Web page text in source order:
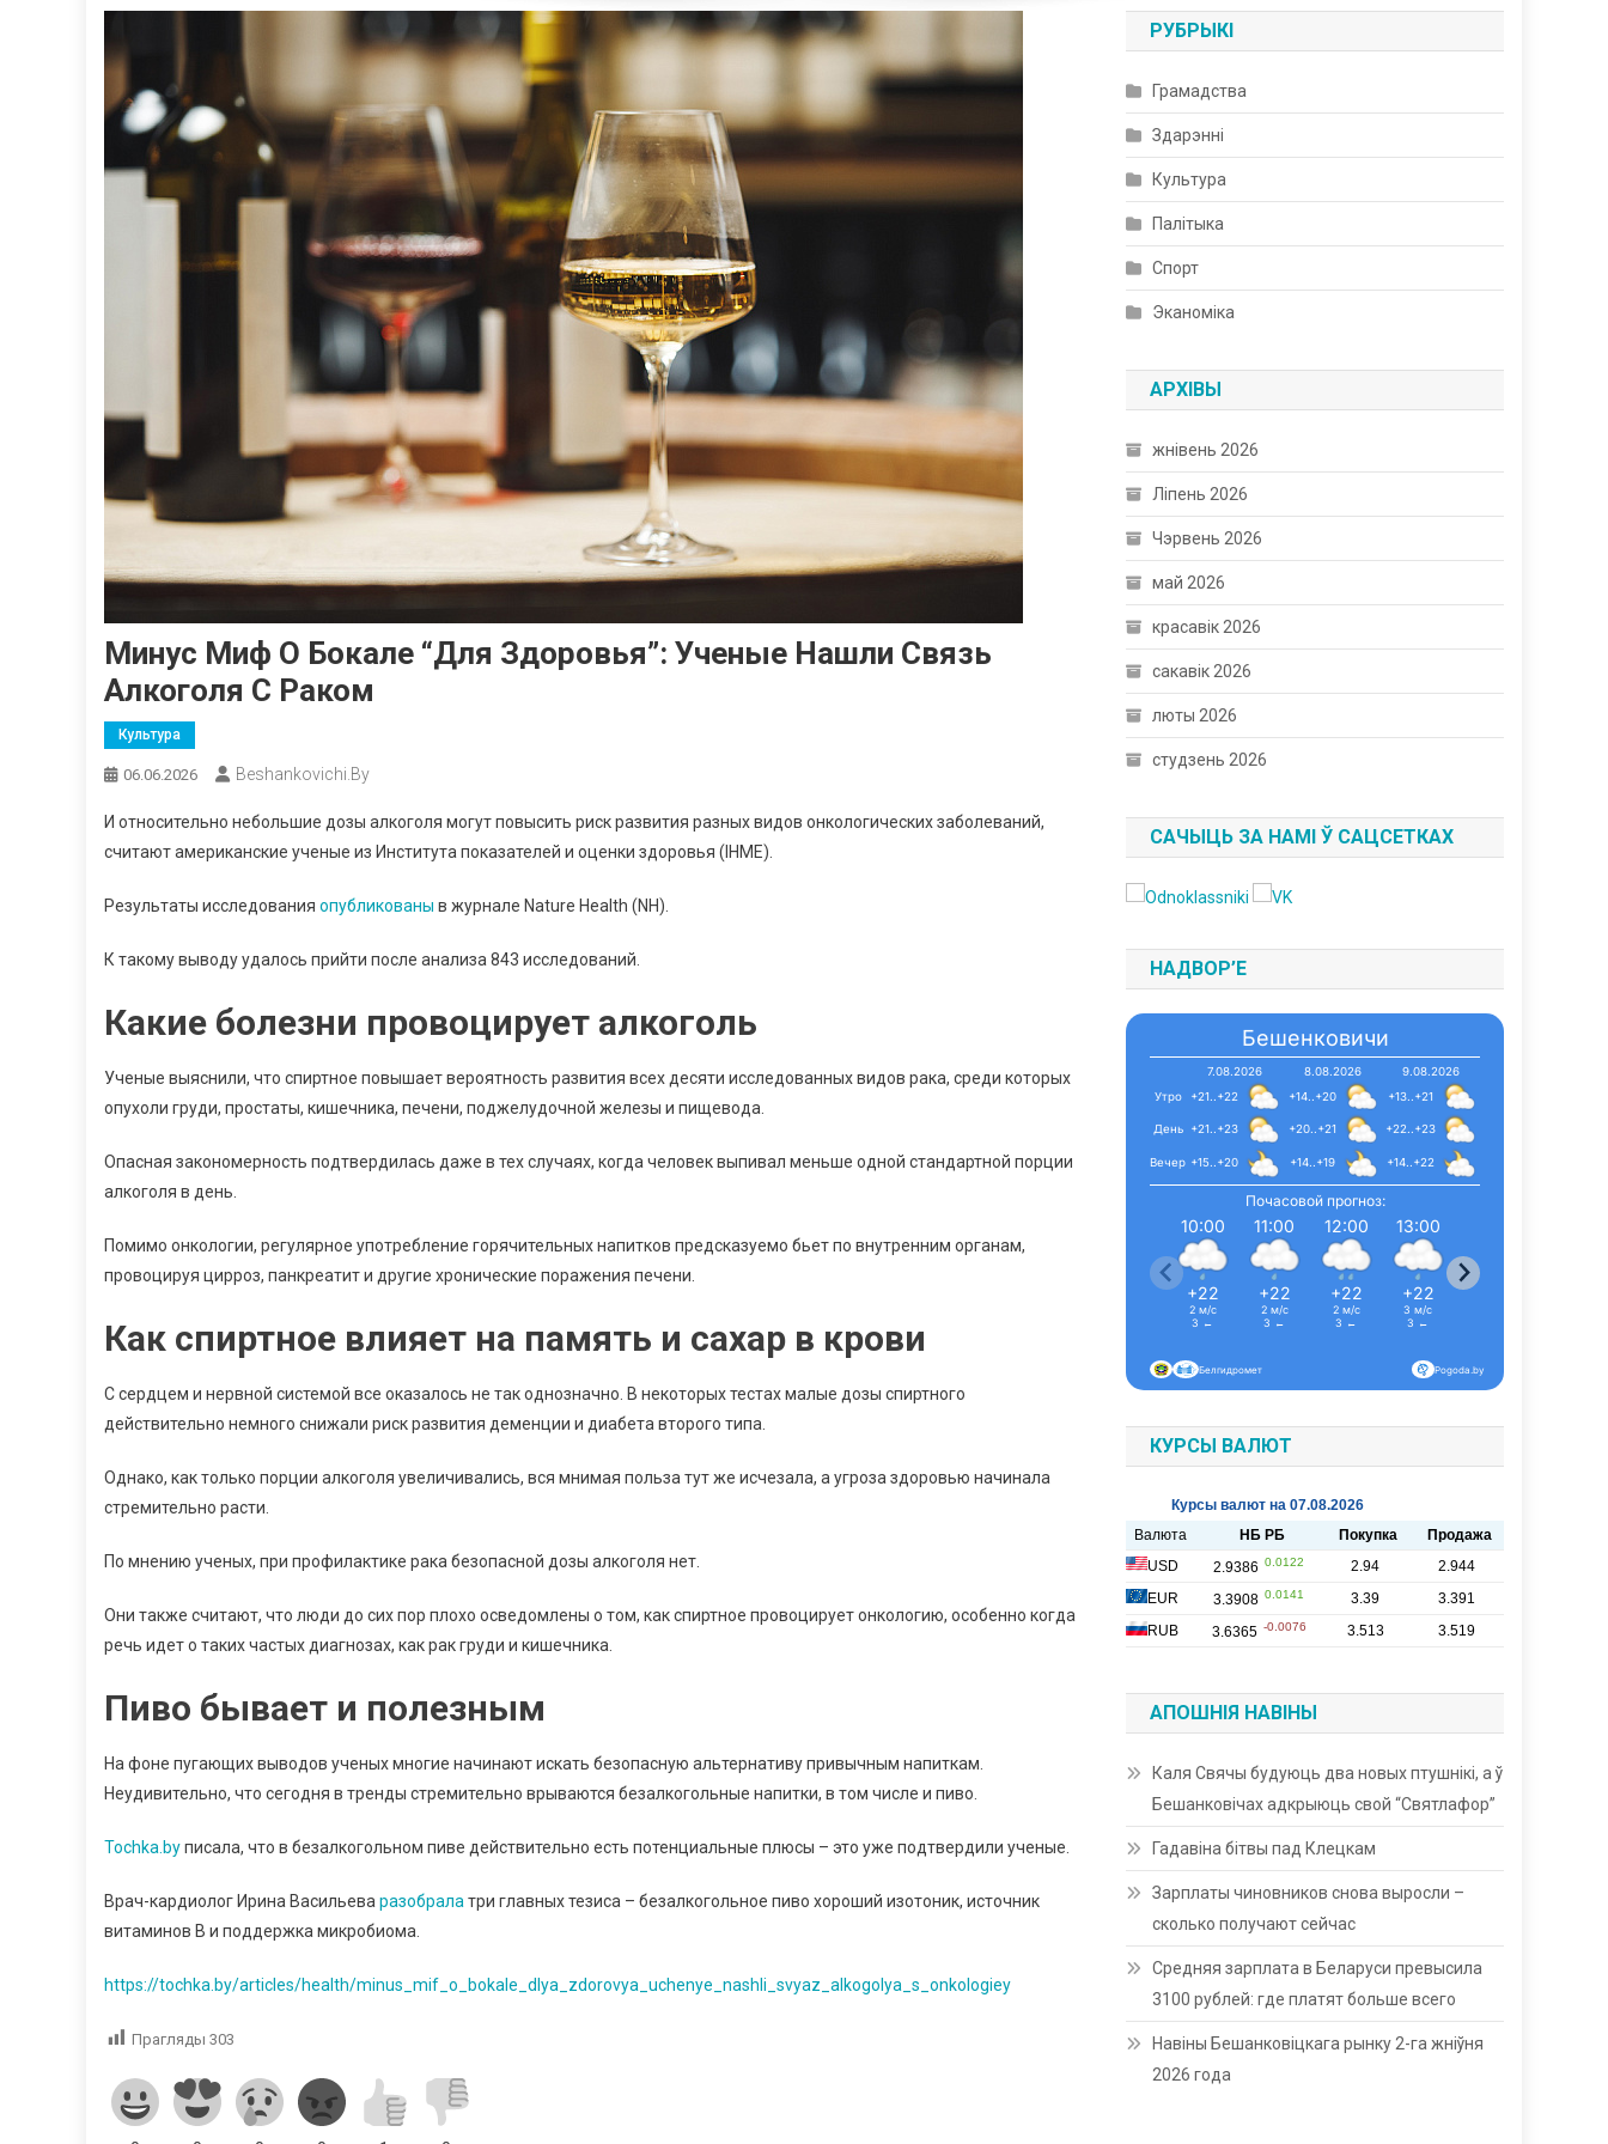
Минус Миф О Бокале “для Здоровья”: Ученые Нашли Связь
Алкоголя С Раком
Культура
06.06.2026 Beshankovichi.by
И относительно небольшие дозы алкоголя могут повысить риск развития разных видов онкологических заболеваний,
считают американские ученые из Института показателей и оценки здоровья (IHME).
Результаты исследования опубликованы в журнале Nature Health (NH).
К такому выводу удалось прийти после анализа 843 исследований.
Какие болезни провоцирует алкоголь
Ученые выяснили, что спиртное повышает вероятность развития всех десяти исследованных видов рака, среди которых
опухоли груди, простаты, кишечника, печени, поджелудочной железы и пищевода.
Опасная закономерность подтвердилась даже в тех случаях, когда человек выпивал меньше одной стандартной порции
алкоголя в день.
Помимо онкологии, регулярное употребление горячительных напитков предсказуемо бьет по внутренним органам,
провоцируя цирроз, панкреатит и другие хронические поражения печени.
Как спиртное влияет на память и сахар в крови
С сердцем и нервной системой все оказалось не так однозначно. В некоторых тестах малые дозы спиртного
действительно немного снижали риск развития деменции и диабета второго типа.
Однако, как только порции алкоголя увеличивались, вся мнимая польза тут же исчезала, а угроза здоровью начинала
стремительно расти.
По мнению ученых, при профилактике рака безопасной дозы алкоголя нет.
Они также считают, что люди до сих пор плохо осведомлены о том, как спиртное провоцирует онкологию, особенно когда
речь идет о таких частых диагнозах, как рак груди и кишечника.
Пиво бывает и полезным
На фоне пугающих выводов ученых многие начинают искать безопасную альтернативу привычным напиткам.
Неудивительно, что сегодня в тренды стремительно врываются безалкогольные напитки, в том числе и пиво.
Tochka.byписала, что в безалкогольном пиве действительно есть потенциальные плюсы – это уже подтвердили ученые.
Врач-кардиолог Ирина Васильева разобрала три главных тезиса – безалкогольное пиво хороший изотоник, источник
витаминов B и поддержка микробиома.
https://tochka.by/articles/health/minus_mif_o_bokale_dlya_zdorovya_uchenye_nashli_svyaz_alkogolya_s_onkologiey
Прагляды 303
РУБРЫКІ
Грамадства
Здарэнні
Культура
Палітыка
Спорт
Эканоміка
АРХІВЫ
жнівень 2026
Ліпень 2026
Чэрвень 2026
май 2026
красавік 2026
сакавік 2026
люты 2026
студзень 2026
САЧЫЦЬ ЗА НАМІ Ў САЦСЕТКАХ
НАДВОР’Е
Бешенковичи
7.08.2026
+21..+22
+21..+23
+15..+20
8.08.2026
+14..+20
+20..+21
+14..+19
9.08.2026
+13..+21
+22..+23
+14..+22
Вечер
День
Утро
Почасовой прогноз:
10:00
+22
2 м/с
З ←
11:00
+22
2 м/с
З ←
12:00
+22
2 м/с
З ←
13:00
+22
3 м/с
З ←
+23
Pogoda.by
Белгидромет
КУРСЫ ВАЛЮТ
АПОШНІЯ НАВІНЫ
Каля Свячы будуюць два новых птушнікі, а ў
Бешанковічах адкрыюць свой “Святлафор”
Гадавіна бітвы пад Клецкам
Зарплаты чиновников снова выросли –
сколько получают сейчас
Средняя зарплата в Беларуси превысила
3100 рублей: где платят больше всего
Навіны Бешанковіцкага рынку 2-га жніўня
2026 года